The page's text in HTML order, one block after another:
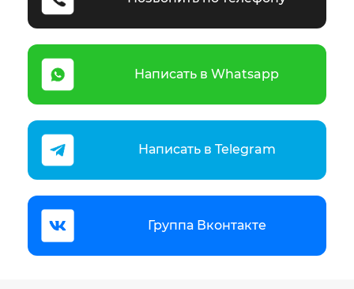
Написать в Whatsapp
Написать в Telegram
Группа Вконтакте